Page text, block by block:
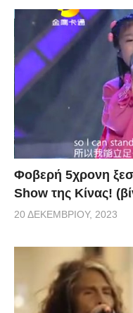
Φοβερή 5χρονη
Show της Κίνας!
20 ΔΕΚΕΜΒΡΊΟΥ, 2023